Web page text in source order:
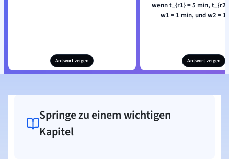
Antwort zeigen
wenn t_{r1} = 5 min,
w1 = 1 min, und w2 =
Antwort zeigen
Springe zu einem wichtigen
Kapitel